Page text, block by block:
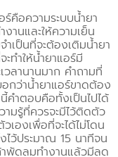
คือความระบบน้ำยา
านและให้ความเย็น
เป็นที่จะต้องเติมน้ำยา
ทำให้น้ำยาแอร์มี
ลานานมาก คำถามที่
กว่าน้ำยาแอร์ขาดต้อง
คำตอบคือทั้งเป็นไปได้
ามรู้ที่ควรจะมีไว้ติดตัว
องเพื่อที่จะได้ไม่โดน
ว้ประมาณ 15 นาทีจน
าพัดลมทำงานแล้วมีลด